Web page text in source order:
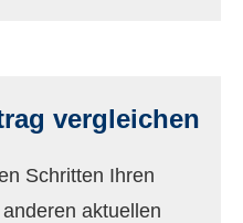
ver­gleichen
Schritten Ihren
aktuellen